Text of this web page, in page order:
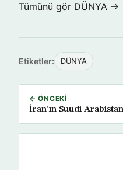
Tümünü gör DÜNYA →
Etiketler: DÜNYA
← ÖNCEKI
İran’ın Suudi